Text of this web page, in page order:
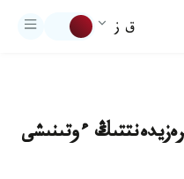
ق ز
ءوتىنىشى